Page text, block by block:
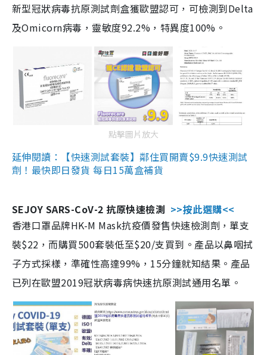
新型冠狀病毒抗原測試劑盒獲歐盟認可，可檢測到Delta
及Omicorn病毒，靈敏度92.2%，特異度100%。
點擊圖片放大
延伸閱讀：【快速測試套裝】鄰住買開賣$9.9快速測試
劑！最快即日發貨 每日15萬盒補貨
SEJOY SARS-CoV-2 抗原快速檢測 >>按此選購<<
香港口罩品牌HK-M Mask抗疫價發售快速檢測劑，單支
裝$22，而購買500套裝低至$20/支買到。產品以鼻咽拭
子方式採樣，準確性高達99%，15分鐘就知結果。產品
已列在歐盟2019冠狀病毒病快速抗原測試通用名單。